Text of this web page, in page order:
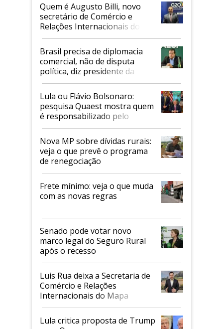
Quem é Augusto Billi, novo
secretário de Comércio e
Relações Internacionais do
Mapa
Brasil precisa de diplomacia
comercial, não de disputa
política, diz presidente da
Faesp
Lula ou Flávio Bolsonaro:
pesquisa Quaest mostra quem
é responsabilizado pelo
tarifaço dos EUA
Nova MP sobre dívidas rurais:
veja o que prevê o programa
de renegociação
Frete mínimo: veja o que muda
com as novas regras
Senado pode votar novo
marco legal do Seguro Rural
após o recesso
Luis Rua deixa a Secretaria de
Comércio e Relações
Internacionais do Mapa
Lula critica proposta de Trump